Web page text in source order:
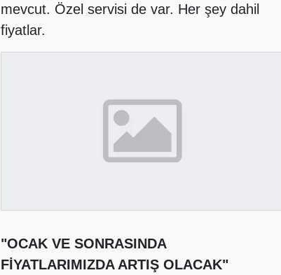
mevcut. Özel servisi de var. Her şey dahil
fiyatlar.
"OCAK VE SONRASINDA
FİYATLARIMIZDA ARTIŞ OLACAK"